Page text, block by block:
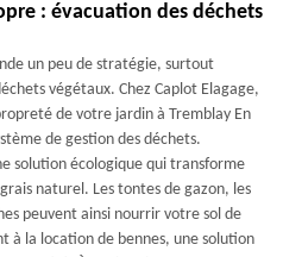
: évacuation des déchets
un peu de stratégie, surtout
végétaux. Chez Caplot Elagage,
de votre jardin à Tremblay En
de gestion des déchets.
solution écologique qui transforme
naturel. Les tontes de gazon, les
peuvent ainsi nourrir votre sol de
à la location de bennes, une solution